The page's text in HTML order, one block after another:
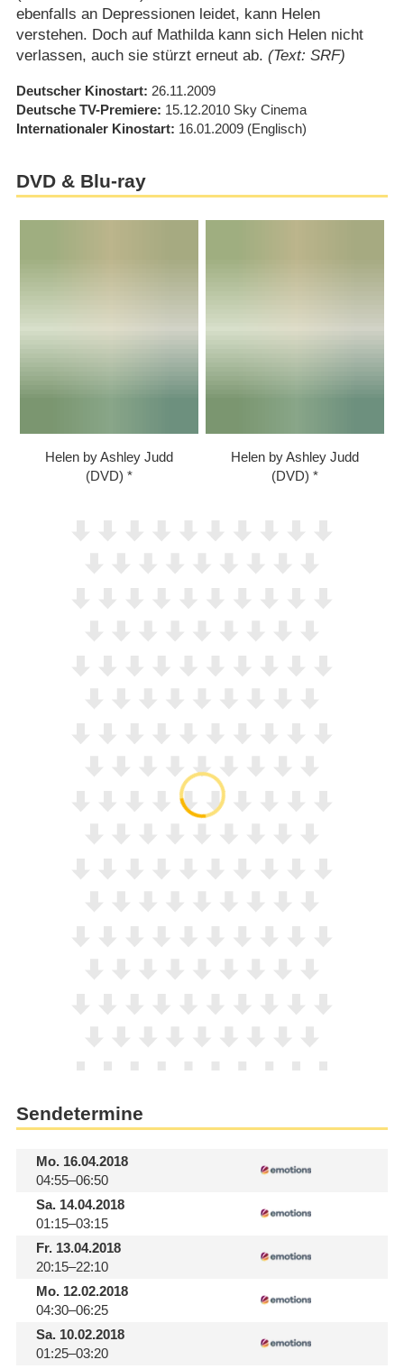
ebenfalls an Depressionen leidet, kann Helen
verstehen. Doch auf Mathilda kann sich Helen nicht
verlassen, auch sie stürzt erneut ab. (Text: SRF)
Deutscher Kinostart 26.11.2009
Deutsche TV-Premiere 15.12.2010 Sky Cinema
Internationaler Kinostart 16.01.2009 (Englisch)
DVD & Blu-ray
Helen by Ashley Judd
(DVD)
Helen by Ashley Judd
(DVD)
Sendetermine
Mo.16.04.2018
04:55–06:50
Sa.14.04.2018
01:15–03:15
Fr.13.04.2018
20:15–22:10
Mo.12.02.2018
04:30–06:25
Sa.10.02.2018
01:25–03:20